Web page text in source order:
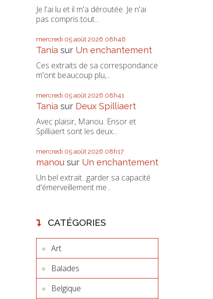
Je l'ai lu et il m'a déroutée. Je n'ai
pas compris tout...
mercredi 05 août 2026 08h46
Tania sur Un enchantement
Ces extraits de sa correspondance
m'ont beaucoup plu,...
mercredi 05 août 2026 08h41
Tania sur Deux Spilliaert
Avec plaisir, Manou. Ensor et
Spilliaert sont les deux...
mercredi 05 août 2026 08h17
manousur Un enchantement
Un bel extrait...garder sa capacité
d'émerveillement me...
CATÉGORIES
Art
Balades
Belgique